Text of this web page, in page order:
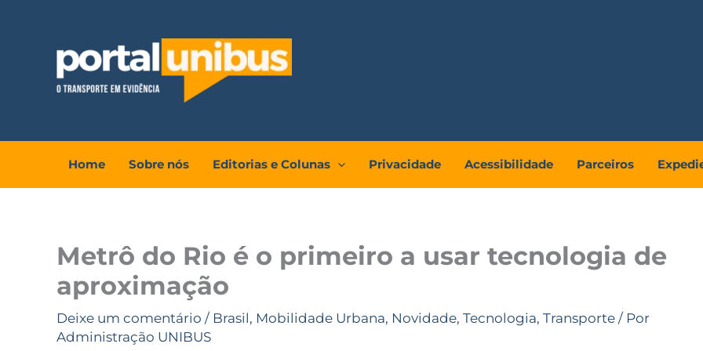
conteúdo
Home Sobre nós Editorias e Colunas Privacidade Acessibilidade Parceiros
Metrô do Rio é o primeiro a usar tecnologia de
aproximação
Deixe um comentário / Brasil, Mobilidade Urbana, Novidade, Tecnologia, Transporte / Por
Administração UNIBUS